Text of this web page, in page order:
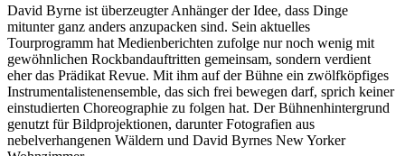
David Byrne ist überzeugter Anhänger der Idee, dass Dinge
mitunter ganz anders anzupacken sind. Sein aktuelles
Tourprogramm hat Medienberichten zufolge nur noch wenig mit
gewöhnlichen Rockbandauftritten gemeinsam, sondern verdient
eher das Prädikat Revue. Mit ihm auf der Bühne ein zwölfköpfiges
Instrumentalistenensemble, das sich frei bewegen darf, sprich keiner
einstudierten Choreographie zu folgen hat. Der Bühnenhintergrund
genutzt für Bildprojektionen, darunter Fotografien aus
nebelverhangenen Wäldern und David Byrnes New Yorker